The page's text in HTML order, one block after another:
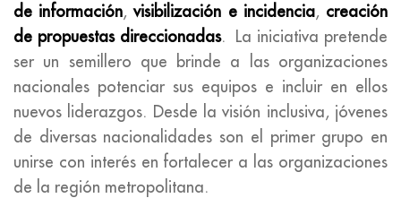
de información,visibilización e incidencia, creación
de propuestas direccionadas. La iniciativa pretende
ser un semillero que brinde a las organizaciones
nacionales potenciar sus equipos e incluir en ellos
nuevos liderazgos. Desde la visión inclusiva, jóvenes
de diversas nacionalidades son el primer grupo en
unirse con interés en fortalecer a las organizaciones
de la región metropolitana.